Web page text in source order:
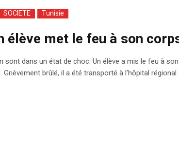
SOCIETE Tunisie
élève met le feu à son
sont dans un état de choc. Un élève a mis le feu à
brûlé, il a été transporté à l’hôpital